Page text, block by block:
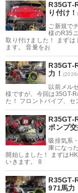
R35GT-
り付け！
ご新規で
様のR35
取り付けました！ まずは
ます。 音量をお
R35GT-
力！
以前メル
様ですが、今回は35GT-
た！ フロントパイプ、
R35GT-
ポンプ
吸排気系
庫になっ
開始しました！ まずは
いきます。 8
R35GT-
971馬力